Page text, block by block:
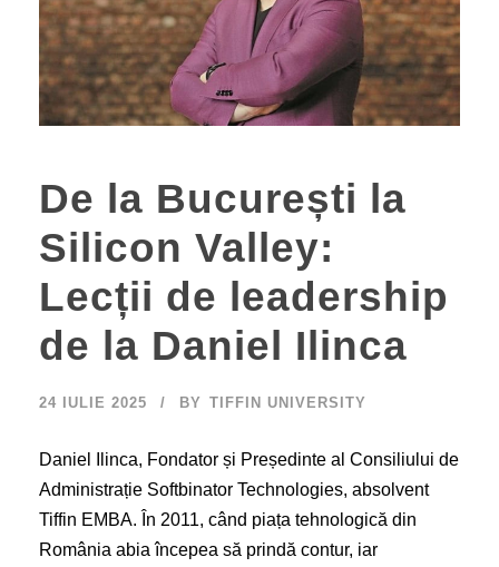
De la București la
Silicon Valley:
Lecții de leadership
de la Daniel Ilinca
24 IULIE 2025 BY TIFFIN UNIVERSITY
Daniel Ilinca, Fondator și Președinte al Consiliului de
Administrație Softbinator Technologies, absolvent
Tiffin EMBA. În 2011, când piața tehnologică din
România abia începea să prindă contur, iar